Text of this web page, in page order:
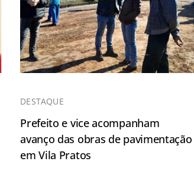
DESTAQUE
Prefeito e vice acompanham
avanço das obras de pavimentação
em Vila Pratos